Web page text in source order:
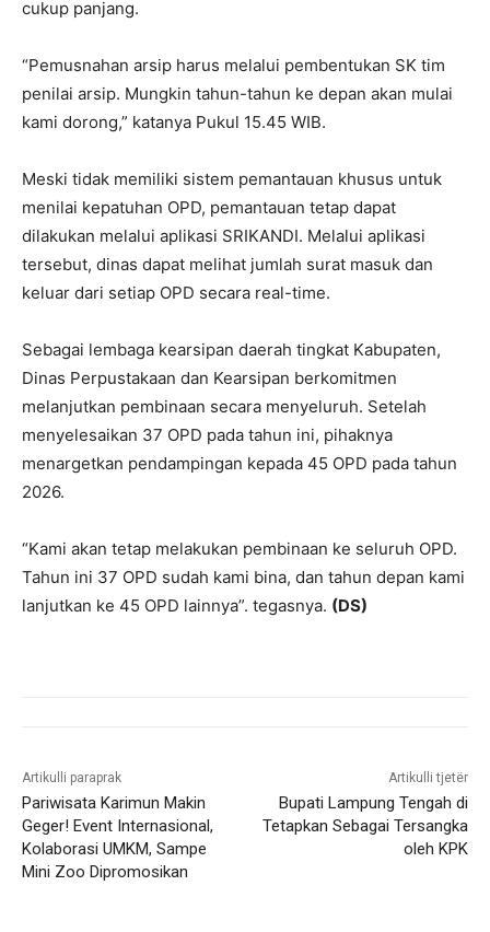
cukup panjang.
“Pemusnahan arsip harus melalui pembentukan SK tim
penilai arsip. Mungkin tahun-tahun ke depan akan mulai
kami dorong,” katanya Pukul 15.45 WIB.
Meski tidak memiliki sistem pemantauan khusus untuk
menilai kepatuhan OPD, pemantauan tetap dapat
dilakukan melalui aplikasi SRIKANDI. Melalui aplikasi
tersebut, dinas dapat melihat jumlah surat masuk dan
keluar dari setiap OPD secara real-time.
Sebagai lembaga kearsipan daerah tingkat Kabupaten,
Dinas Perpustakaan dan Kearsipan berkomitmen
melanjutkan pembinaan secara menyeluruh. Setelah
menyelesaikan 37 OPD pada tahun ini, pihaknya
menargetkan pendampingan kepada 45 OPD pada tahun
2026.
“Kami akan tetap melakukan pembinaan ke seluruh OPD.
Tahun ini 37 OPD sudah kami bina, dan tahun depan kami
lanjutkan ke 45 OPD lainnya”. tegasnya. (DS)
Artikulli paraprak
Pariwisata Karimun Makin
Geger! Event Internasional,
Kolaborasi UMKM, Sampe
Mini Zoo Dipromosikan
Artikulli tjetër
Bupati Lampung Tengah di
Tetapkan Sebagai Tersangka
oleh KPK